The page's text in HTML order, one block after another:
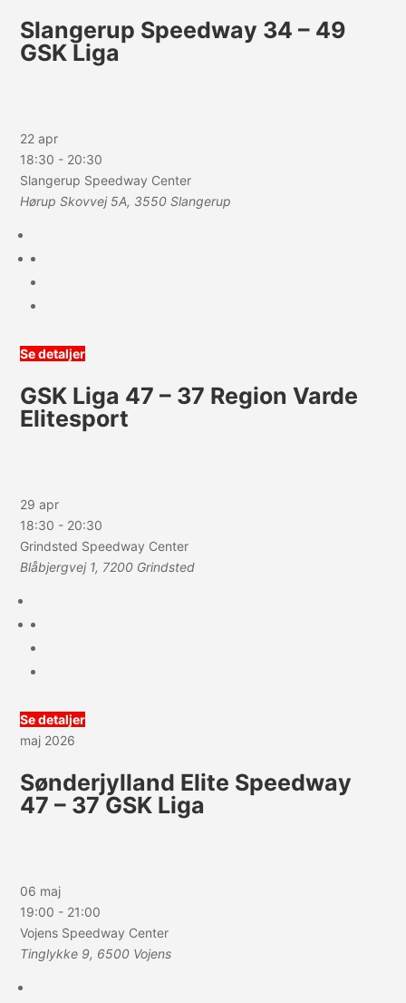
Slangerup Speedway 34 – 49
GSK Liga
22 apr
18:30 - 20:30
Slangerup Speedway Center
Hørup Skovvej 5A, 3550 Slangerup
Se detaljer
GSK Liga 47 – 37 Region Varde
Elitesport
29 apr
18:30 - 20:30
Grindsted Speedway Center
Blåbjergvej 1, 7200 Grindsted
Se detaljer
maj 2026
Sønderjylland Elite Speedway
47 – 37 GSK Liga
06 maj
19:00 - 21:00
Vojens Speedway Center
Tinglykke 9, 6500 Vojens